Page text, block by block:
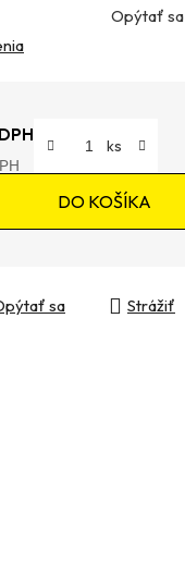
Opýtať sa
DO KOŠÍKA
sa Strážiť